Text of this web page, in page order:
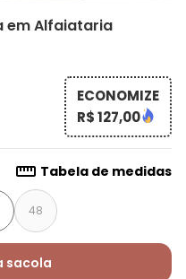
em Alfaiataria
ECONOMIZE
R$ 127,00
Tabela de medidas
48
sacola